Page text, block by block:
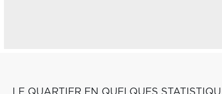
LE QUARTIER EN QUELQUES